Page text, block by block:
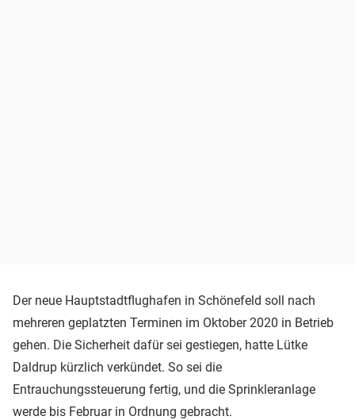
Der neue Hauptstadtflughafen in Schönefeld soll nach
mehreren geplatzten Terminen im Oktober 2020 in Betrieb
gehen. Die Sicherheit dafür sei gestiegen, hatte Lütke
Daldrup kürzlich verkündet. So sei die
Entrauchungssteuerung fertig, und die Sprinkleranlage
werde bis Februar in Ordnung gebracht.